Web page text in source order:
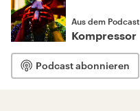
Aus dem Podcast
Kompressor
Podcast abonnieren